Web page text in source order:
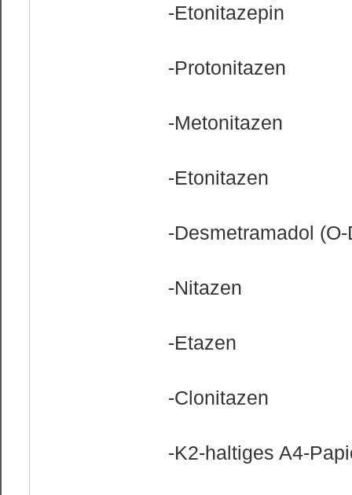
-Etonitazepin
-Protonitazen
-Metonitazen
-Etonitazen
-Desmetramadol
-Nitazen
-Etazen
-Clonitazen
-K2-haltiges A4-